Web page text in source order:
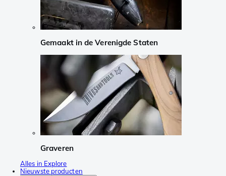
Gemaakt in de Verenigde Staten
Graveren
Alles in Explore
Nieuwste producten